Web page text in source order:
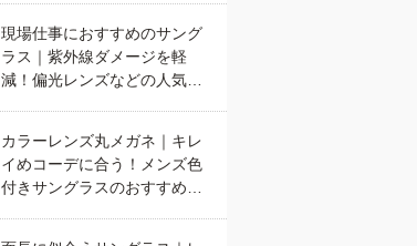
現場仕事におすすめのサング
ラス｜紫外線ダメージを軽
減！偏光レンズなどの人気の
カラーレンズ丸メガネ｜キレ
イめコーデに合う！メンズ色
付きサングラスのおすすめ